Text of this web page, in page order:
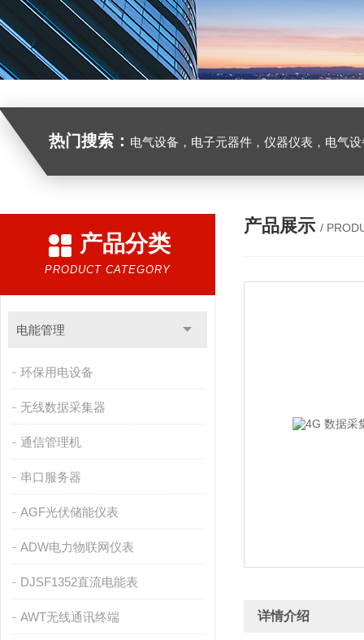
热门搜索： 电气设备，电子元器件，仪器仪表，电气
产品分类
PRODUCT CATEGORY
电能管理
环保用电设备
无线数据采集器
通信管理机
串口服务器
AGF光伏储能仪表
ADW电力物联网仪表
DJSF1352直流电能表
AWT无线通讯终端
产品展示 /
详情介绍